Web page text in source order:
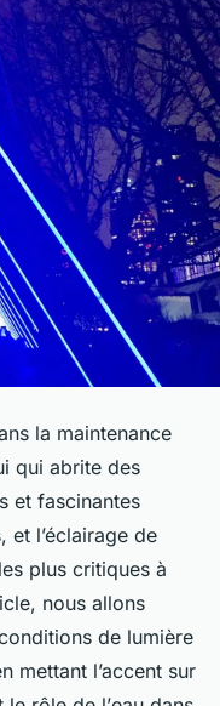
la maintenance
qui abrite des
et fascinantes
et l’éclairage de
plus critiques à
nous allons
de lumière
mettant l’accent sur